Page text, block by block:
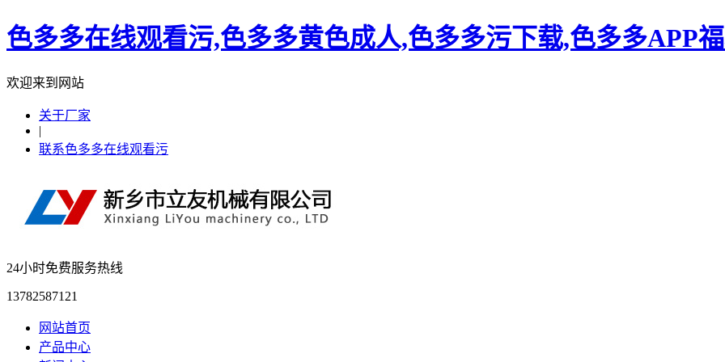
色多多在线观看污,色多多黄色成人,色多多污下载,色多多APP
欢迎来到网站
关于厂家
|
联系色多多在线观看污
24小时免费服务热线
13782587121
网站首页
产品中心